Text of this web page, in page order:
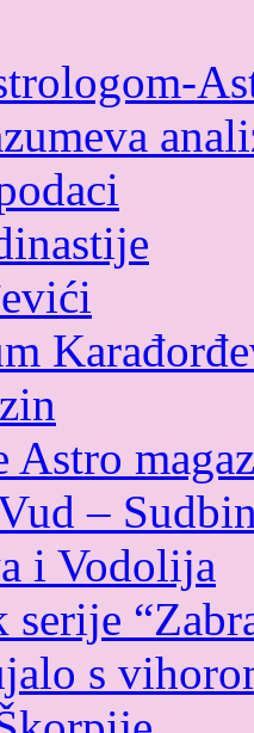
Astro
–
i Vodolija
serije
s